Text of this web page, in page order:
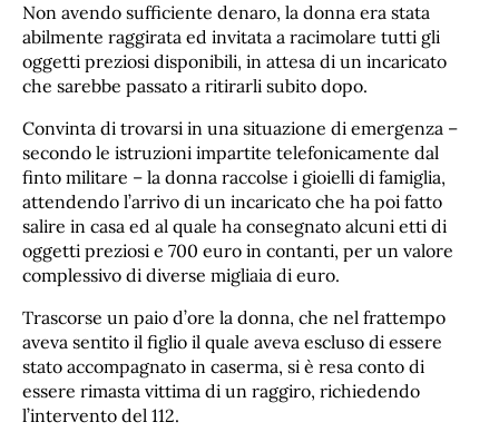
Non avendo sufficiente denaro, la donna era stata
abilmente raggirata ed invitata a racimolare tutti gli
oggetti preziosi disponibili, in attesa di un incaricato
che sarebbe passato a ritirarli subito dopo.
Convinta di trovarsi in una situazione di emergenza –
secondo le istruzioni impartite telefonicamente dal
finto militare – la donna raccolse i gioielli di famiglia,
attendendo l’arrivo di un incaricato che ha poi fatto
salire in casa ed al quale ha consegnato alcuni etti di
oggetti preziosi e 700 euro in contanti, per un valore
complessivo di diverse migliaia di euro.
Trascorse un paio d’ore la donna, che nel frattempo
aveva sentito il figlio il quale aveva escluso di essere
stato accompagnato in caserma, si è resa conto di
essere rimasta vittima di un raggiro, richiedendo
l’intervento del 112.